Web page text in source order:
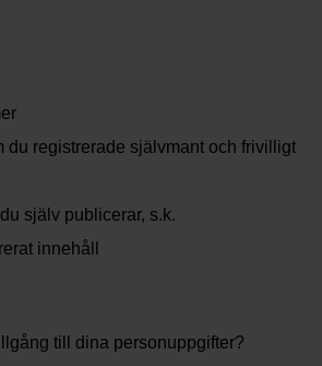
du registrerade självmant och frivilligt
själv publicerar, s.k.
innehåll
till dina personuppgifter?